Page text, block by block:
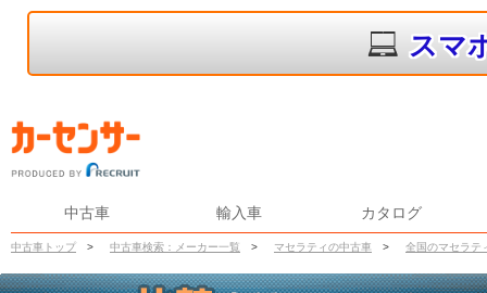
スマ
中古車 輸入車 カタログ
中古車トップ > 中古車検索：メーカー一覧 > マセラティの中古車 > 全国のマセラテ